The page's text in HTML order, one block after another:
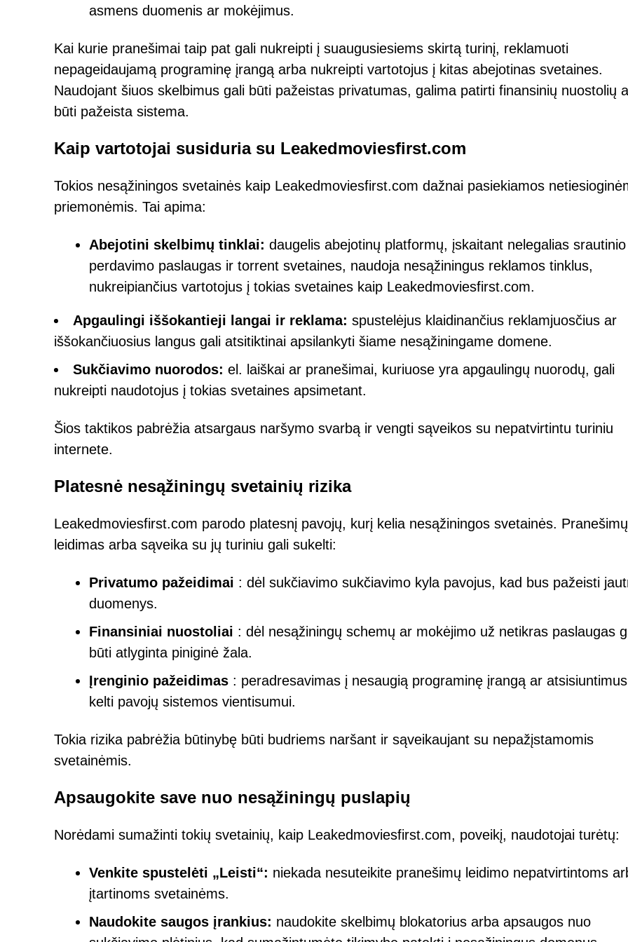
asmens duomenis ar mokėjimus.
Kai kurie pranešimai taip pat gali nukreipti į suaugusiesiems skirtą turinį, reklamuoti
nepageidaujamą programinę įrangą arba nukreipti vartotojus į kitas abejotinas svetaines.
Naudojant šiuos skelbimus gali būti pažeistas privatumas, galima patirti finansinių nuostolių
būti pažeista sistema.
Kaip vartotojai susiduria su Leakedmoviesfirst.com
Tokios nesąžiningos svetainės kaip Leakedmoviesfirst.com dažnai pasiekiamos
priemonėmis. Tai apima:
Abejotini skelbimų tinklai: daugelis abejotinų platformų, įskaitant nelegalias srautinio
perdavimo paslaugas ir torrent svetaines, naudoja nesąžiningus reklamos tinklus,
nukreipiančius vartotojus į tokias svetaines kaip Leakedmoviesfirst.com.
Apgaulingi iššokantieji langai ir reklama: spustelėjus klaidinančius reklamjuosčius ar
iššokančiuosius langus gali atsitiktinai apsilankyti šiame nesąžiningame domene.
Sukčiavimo nuorodos: el. laiškai ar pranešimai, kuriuose yra apgaulingų nuorodų, gali
nukreipti naudotojus į tokias svetaines apsimetant.
Šios taktikos pabrėžia atsargaus naršymo svarbą ir vengti sąveikos su nepatvirtintu turiniu
internete.
Platesnė nesąžiningų svetainių rizika
Leakedmoviesfirst.com parodo platesnį pavojų, kurį kelia nesąžiningos svetainės. Pranešimų
leidimas arba sąveika su jų turiniu gali sukelti:
Privatumo pažeidimai : dėl sukčiavimo sukčiavimo kyla pavojus, kad bus pažeisti
duomenys.
Finansiniai nuostoliai : dėl nesąžiningų schemų ar mokėjimo už netikras paslaugas
būti atlyginta piniginė žala.
Įrenginio pažeidimas : peradresavimas į nesaugią programinę įrangą ar
kelti pavojų sistemos vientisumui.
Tokia rizika pabrėžia būtinybę būti budriems naršant ir sąveikaujant su nepažįstamomis
svetainėmis.
Apsaugokite save nuo nesąžiningų puslapių
Norėdami sumažinti tokių svetainių, kaip Leakedmoviesfirst.com, poveikį, naudotojai turėtų:
Venkite spustelėti „Leisti“: niekada nesuteikite pranešimų leidimo nepatvirtintoms
įtartinoms svetainėms.
Naudokite saugos įrankius: naudokite skelbimų blokatorius arba apsaugos nuo